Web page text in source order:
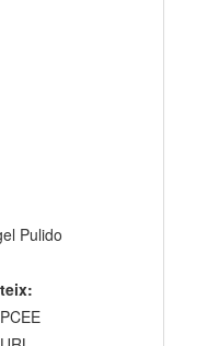
Pulido